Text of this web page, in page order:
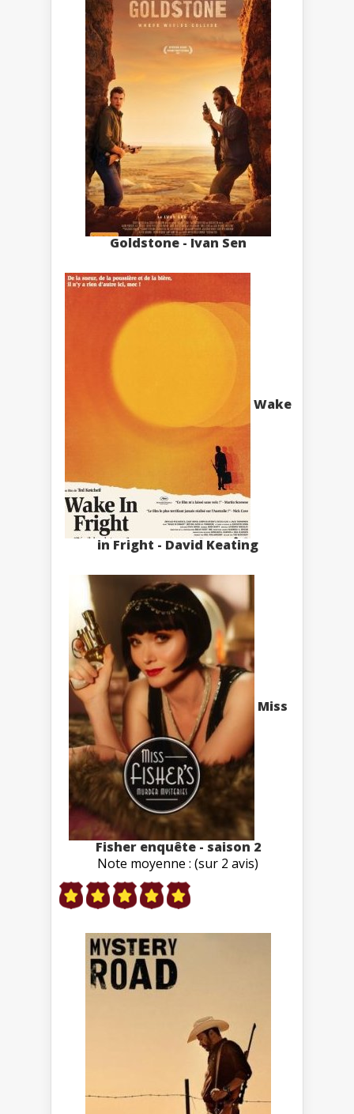
Goldstone - Ivan Sen
Wake
in Fright - David Keating
Miss
Fisher enquête - saison 2
Note moyenne : (sur 2 avis)